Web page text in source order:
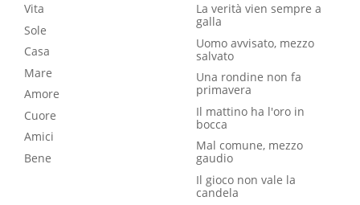
Vita
Sole
Casa
Mare
Amore
Cuore
Amici
Bene
La verità vien sempre a
galla
Uomo avvisato, mezzo
salvato
Una rondine non fa
primavera
Il mattino ha l'oro in
bocca
Mal comune, mezzo
gaudio
Il gioco non vale la
candela